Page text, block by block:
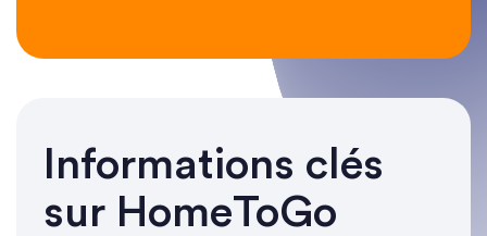
Informations clés
sur HomeToGo